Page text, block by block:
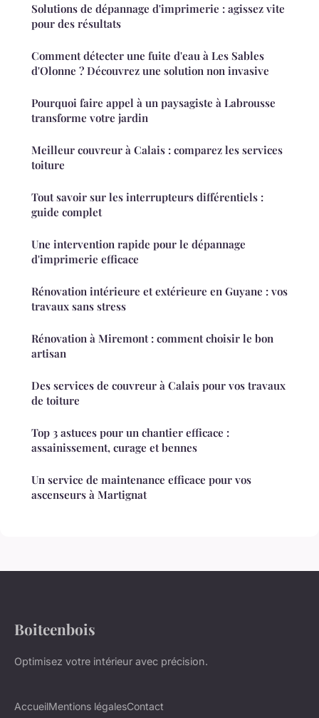
Solutions de dépannage d'imprimerie : agissez vite
pour des résultats
Comment détecter une fuite d'eau à Les Sables
d'Olonne ? Découvrez une solution non invasive
Pourquoi faire appel à un paysagiste à Labrousse
transforme votre jardin
Meilleur couvreur à Calais : comparez les services
toiture
Tout savoir sur les interrupteurs différentiels :
guide complet
Une intervention rapide pour le dépannage
d'imprimerie efficace
Rénovation intérieure et extérieure en Guyane : vos
travaux sans stress
Rénovation à Miremont : comment choisir le bon
artisan
Des services de couvreur à Calais pour vos travaux
de toiture
Top 3 astuces pour un chantier efficace :
assainissement, curage et bennes
Un service de maintenance efficace pour vos
ascenseurs à Martignat
Boiteenbois
Optimisez votre intérieur avec précision.
AccueilMentions légalesContact